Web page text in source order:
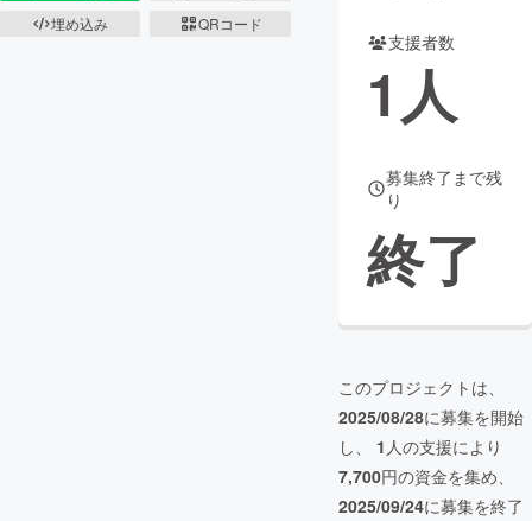
CAMPFIRE Creation
コミュニティ
埋め込み
QRコード
支援者数
1人
募集終了まで残
り
終了
このプロジェクトは、
2025/08/28に募集を開始
し、 1 人の支援により
7,700円の資金を集め、
2025/09/24に募集を終了